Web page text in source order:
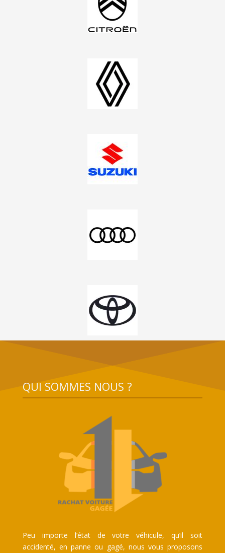
QUI SOMMES NOUS ?
Peu importe l’état de votre véhicule, qu’il soit
accidenté, en panne ou gagé, nous vous proposons